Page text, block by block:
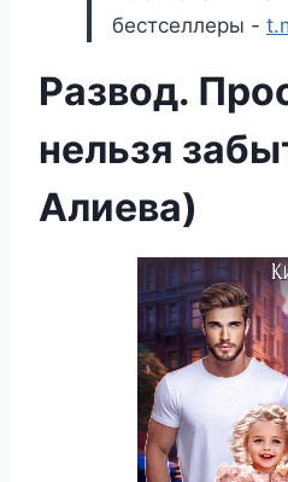
бестселлеры -
Развод.
нельзя
Алиева)